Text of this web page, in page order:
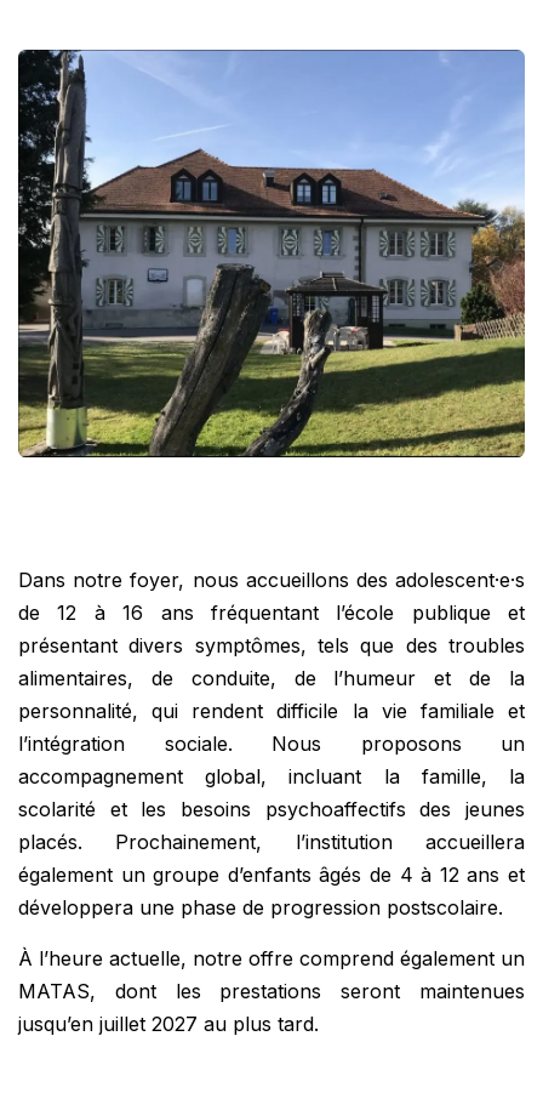
Dans notre foyer, nous accueillons des adolescent·e·s
de 12 à 16 ans fréquentant l’école publique et
présentant divers symptômes, tels que des troubles
alimentaires, de conduite, de l’humeur et de la
personnalité, qui rendent difficile la vie familiale et
l’intégration sociale. Nous proposons un
accompagnement global, incluant la famille, la
scolarité et les besoins psychoaffectifs des jeunes
placés. Prochainement, l’institution accueillera
également un groupe d’enfants âgés de 4 à 12 ans et
développera une phase de progression postscolaire.
À l’heure actuelle, notre offre comprend également un
MATAS, dont les prestations seront maintenues
jusqu’en juillet 2027 au plus tard.